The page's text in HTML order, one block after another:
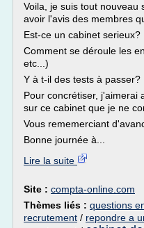
Voila, je suis tout nouveau
avoir l'avis des membres
Est-ce un cabinet serieux?
Comment se déroule les
etc...)
Y à t-il des tests à passer?
Pour concrétiser, j'aimerai
sur ce cabinet que je ne
Vous rememerciant
Bonne journée à...
Lire la suite
Site : compta-online.com
Thèmes liés : questions
recrutement / repondre a